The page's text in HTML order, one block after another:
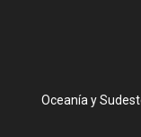
Oceanía y